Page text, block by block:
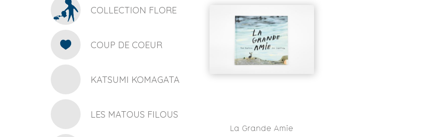
La Grande Amie
COLLECTION FLORE
COUP DE COEUR
KATSUMI KOMAGATA
LES MATOUS FILOUS